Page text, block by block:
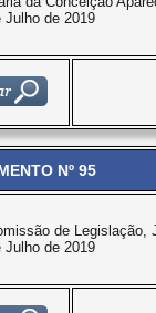
Julho de 2019
Nº 95
de Legislação,
Julho de 2019